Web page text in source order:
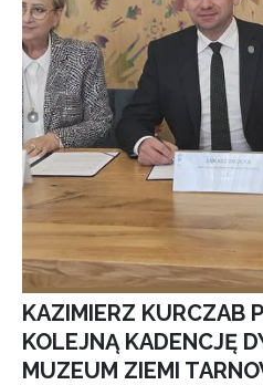
KAZIMIERZ KURCZAB
KOLEJNĄ KADENCJĘ
MUZEUM ZIEMI